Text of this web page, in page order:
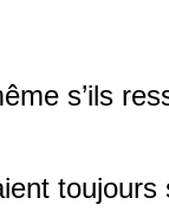
s’ils
toujours